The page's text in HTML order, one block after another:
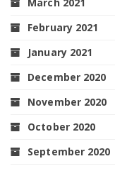
February 2021
January 2021
December 2020
November 2020
October 2020
September 2020